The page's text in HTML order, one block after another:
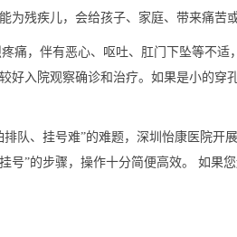
残疾儿，会给孩子、家庭、带来痛苦或
，伴有恶心、呕吐、肛门下坠等不适
好入院观察确诊和治疗。如果是小的穿
、挂号难”的难题，深圳怡康医院开
号”的步骤，操作十分简便高效。 如果